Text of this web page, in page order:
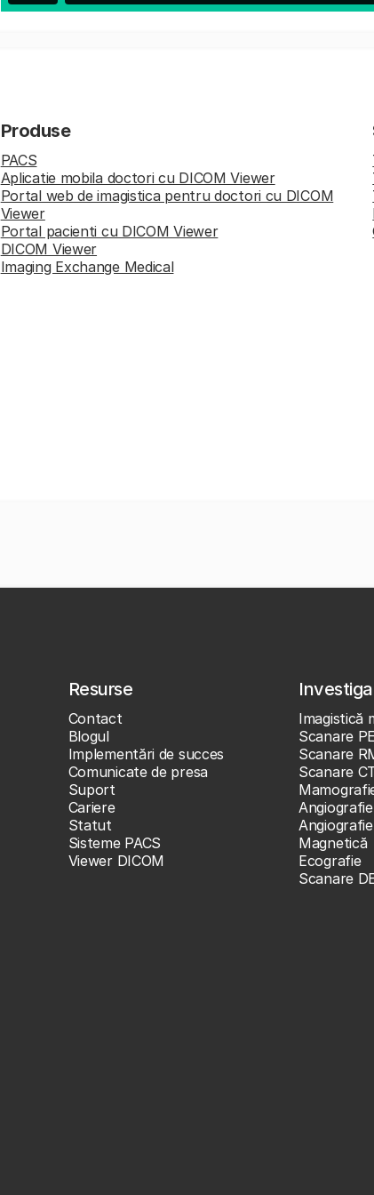
Produse
PACS
Aplicatie mobila doctori cu DICOM Viewer
Portal web de imagistica pentru doctori cu DICOM
Viewer
Portal pacienti cu DICOM Viewer
DICOM Viewer
Imaging Exchange Medical
Resurse
Contact
Blogul
Implementări de succes
Comunicate de presa
Suport
Cariere
Statut
Sisteme PACS
Viewer DICOM
Imagistică
Scanare
Scanare
Scanare
Angiografie
Magnetică
Ecografie
Scanare